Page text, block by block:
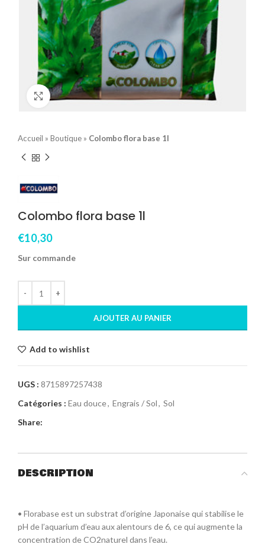
Click to enlarge
Accueil » Boutique » Colombo flora base 1l
Colombo flora base 1l
€10,30
Sur commande
AJOUTER AU PANIER
Add to wishlist
UGS : 8715897257438
Catégories : Eau douce, Engrais / Sol, Sol
Share:
DESCRIPTION
• Florabase est un substrat d’origine Japonaise qui stabilise le
pH de l’aquarium d’eau aux alentours de 6, ce qui augmente la
concentration de CO2naturel dans l’eau.